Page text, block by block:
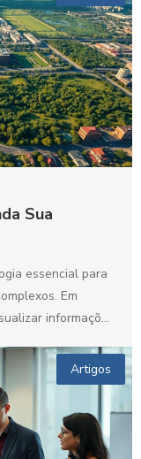
Sua
essencial para
Em
informações
Artigos